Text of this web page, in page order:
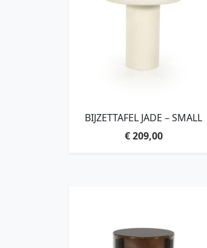
BIJZETTAFEL JADE – SMALL
€209,00